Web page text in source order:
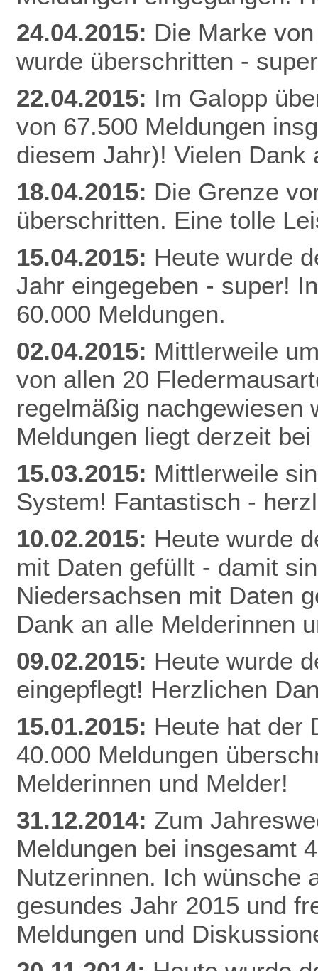
24.04.2015: Die Marke
wurde überschritten -
22.04.2015: Im Galopp
von 67.500 Meldungen
diesem Jahr)! Vielen
18.04.2015: Die Grenze
überschritten. Eine tolle
15.04.2015: Heute wurde
Jahr eingegeben - super!
60.000 Meldungen.
02.04.2015: Mittlerweile
von allen 20
regelmäßig nachgewiesen
Meldungen liegt derzeit
15.03.2015: Mittlerweile
System! Fantastisch -
10.02.2015: Heute wurde
mit Daten gefüllt - damit
Niedersachsen mit Daten
Dank an alle Melderinnen
09.02.2015: Heute wurde
eingepflegt! Herzlichen Da
15.01.2015: Heute hat der
40.000 Meldungen
Melderinnen und Melder!
31.12.2014: Zum
Meldungen bei insgesamt
Nutzerinnen. Ich wünsche
gesundes Jahr 2015 und
Meldungen und